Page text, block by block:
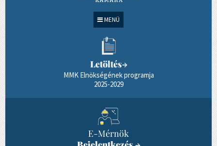
MENÜ
Letöltés→
MMK Elnökségének programja
2025-2029
E-Mérnök